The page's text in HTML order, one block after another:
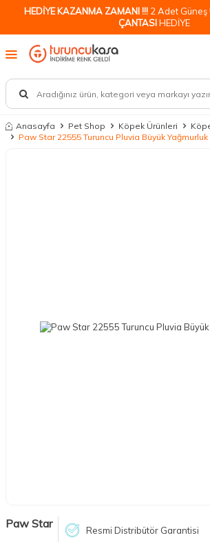
HEDİYE KAZANMA ZAMANI !!! 2 Adet
ÇANTASIHEDİYE
Anasayfa Pet Shop Köpek Ürünleri
Paw Star 22555 Turuncu Pluvia Büyük Yağmurluk
Paw Star Resmi Distribütör Garantisi